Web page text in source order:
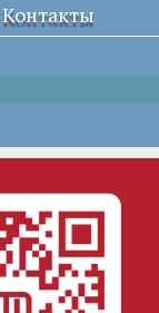
УСТАВ
Контакты